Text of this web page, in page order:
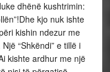
dhënë kushtrimin:
kjo nuk ishte
kishin ndezur me
“Shkëndi” e tillë i
kishte ardhur me një